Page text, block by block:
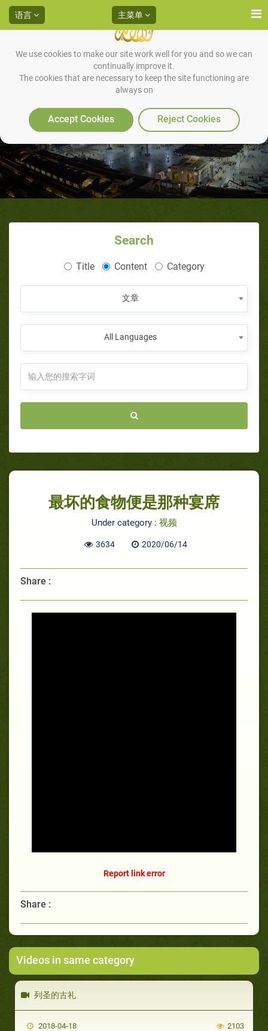
We use cookies to make our site work well for you and so we can
continually improve it.
The cookies that are necessary to keep the site functioning are
always on
Accept Cookies Reject Cookies
语言 主菜单
最坏的食物便是那种宴席
Search
Title Content Category
文章
All Languages
最坏的食物便是那种宴席
Under category : 视频
3634 2020/06/14
Share :
Report link error
Share :
Videos in same category
列圣的古礼
2018-04-18 2103